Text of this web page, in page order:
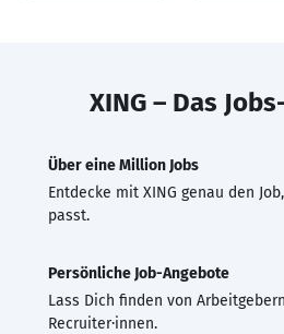
XING – Das
Über eine Million Jobs
Entdecke mit XING genau den
passt.
Persönliche Job-Angebote
Lass Dich finden von
Recruiter·innen.